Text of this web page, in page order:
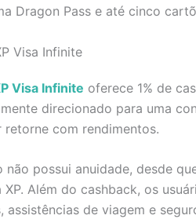
Dragon Pass e até cinco
Visa Infinite
Visa Infinite oferece 1% de
direcionado para uma
retorne com rendimentos.
não possui anuidade, desde
XP. Além do cashback, os
assistências de viagem e